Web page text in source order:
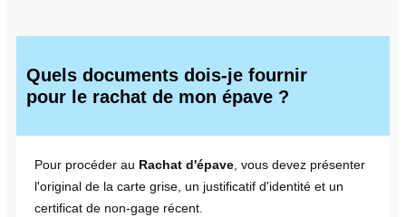
Quels documents dois-je fournir
pour le rachat de mon épave ?
Pour procéder au Rachat d'épave , vous devez présenter
l'original de la carte grise, un justificatif d'identité et un
certificat de non-gage récent.